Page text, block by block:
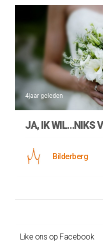
4jaar geleden
JA, IK WIL…NIKS
Bilderberg
Like ons op Facebook